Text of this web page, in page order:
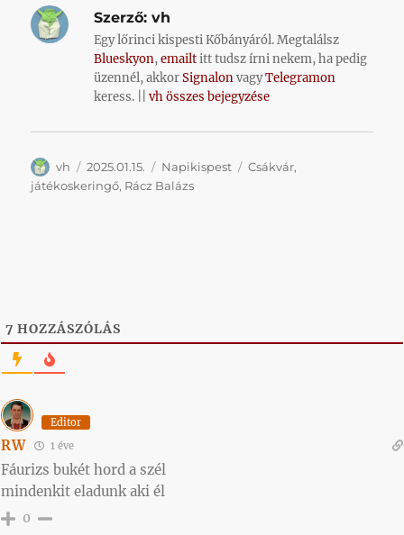
Szerző: vh
Egy lőrinci kispesti Kőbányáról. Megtalálsz
Blueskyon,emailtitt tudsz írni nekem, ha pedig
üzennél, akkorSignalonvagyTelegramon
keress. ||vh összes bejegyzése
Szerző
vh Közzétéve
2025.01.15. Kategória
Napikispest Címke
Csákvár,
játékoskeringő, Rácz Balázs
7 HOZZÁSZÓLÁS
Editor
RW 1 éve
Fáurizs bukét hord a szél
mindenkit eladunk aki él
0